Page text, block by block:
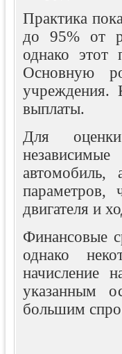
Практика
до 95% от
однако этот
Основную
учреждения.
выплаты.
Для оценки
автомобиль,
параметров,
двигателя и
Финансовые
однако
начисление
указанным
большим